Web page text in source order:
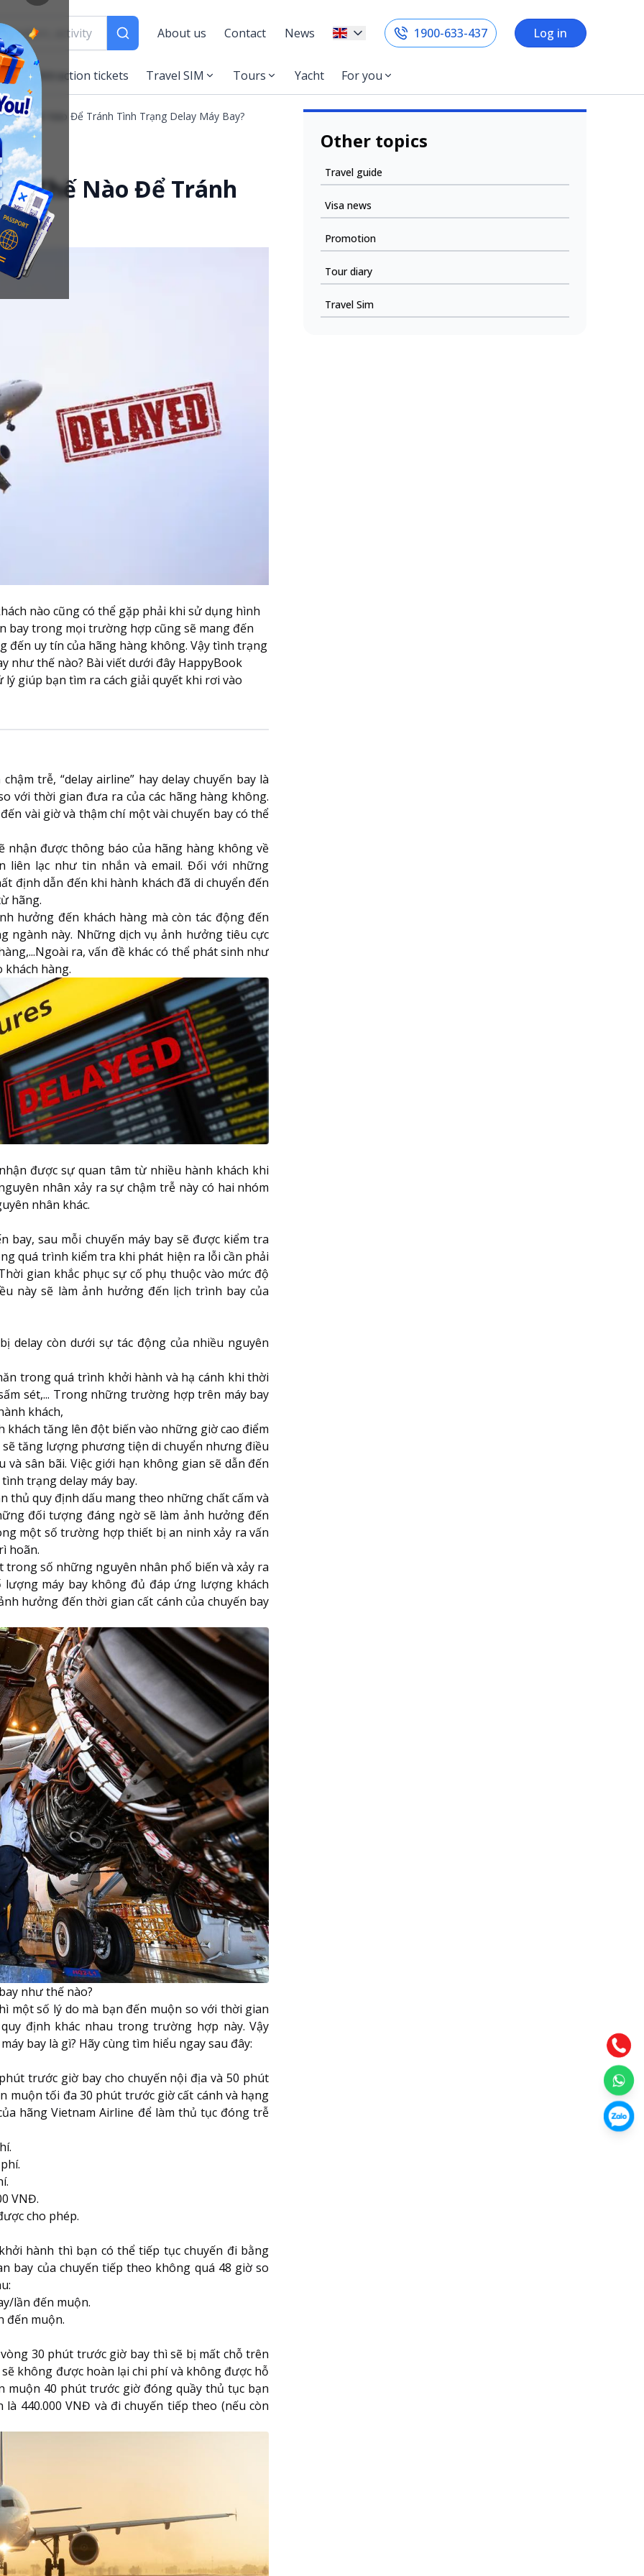
About us Contact News 1900-633-437 Log in
Attraction tickets Travel SIM Tours Yacht For you
Làm Thế Nào Để Tránh Tình Trạng Delay Máy Bay?
Thế Nào Để Tránh
nào cũng có thể gặp phải khi sử dụng hình
bay trong mọi trường hợp cũng sẽ mang đến
uy tín của hãng hàng không. Vậy tình trạng
như thế nào? Bài viết dưới đây HappyBook
giúp bạn tìm ra cách giải quyết khi rơi vào
trễ, “delay airline” hay delay chuyến bay là
với thời gian đưa ra của các hãng hàng không.
vài giờ và thậm chí một vài chuyến bay có thể
được thông báo của hãng hàng không về
liên lạc như tin nhắn và email. Đối với những
định dẫn đến khi hành khách đã di chuyển đến
hãng.
hưởng đến khách hàng mà còn tác động đến
ngành này. Những dịch vụ ảnh hưởng tiêu cực
ra, vấn đề khác có thể phát sinh như
khách hàng.
được sự quan tâm từ nhiều hành khách khi
nhân xảy ra sự chậm trễ này có hai nhóm
nhân khác.
bay, sau mỗi chuyến máy bay sẽ được kiểm tra
quá trình kiểm tra khi phát hiện ra lỗi cần phải
gian khắc phục sự cố phụ thuộc vào mức độ
này sẽ làm ảnh hưởng đến lịch trình bay của
delay còn dưới sự tác động của nhiều nguyên
trong quá trình khởi hành và hạ cánh khi thời
sét,... Trong những trường hợp trên máy bay
khách,
tăng lên đột biến vào những giờ cao điểm
tăng lượng phương tiện di chuyển nhưng điều
sân bãi. Việc giới hạn không gian sẽ dẫn đến
trạng delay máy bay.
thủ quy định dấu mang theo những chất cấm và
đối tượng đáng ngờ sẽ làm ảnh hưởng đến
một số trường hợp thiết bị an ninh xảy ra vấn
hoãn.
trong số những nguyên nhân phổ biến và xảy ra
máy bay không đủ đáp ứng lượng khách
hưởng đến thời gian cất cánh của chuyến bay
như thế nào?
số lý do mà bạn đến muộn so với thời gian
định khác nhau trong trường hợp này. Vậy
bay là gì? Hãy cùng tìm hiểu ngay sau đây:
trước giờ bay cho chuyến nội địa và 50 phút
muộn tối đa 30 phút trước giờ cất cánh và hạng
hãng Vietnam Airline để làm thủ tục đóng trễ
VNĐ.
cho phép.
hành thì bạn có thể tiếp tục chuyến đi bằng
bay của chuyến tiếp theo không quá 48 giờ so
lần đến muộn.
đến muộn.
30 phút trước giờ bay thì sẽ bị mất chỗ trên
không được hoàn lại chi phí và không được hỗ
muộn 40 phút trước giờ đóng quầy thủ tục bạn
440.000 VNĐ và đi chuyến tiếp theo (nếu còn
Other topics
Travel guide
Visa news
Promotion
Tour diary
Travel Sim